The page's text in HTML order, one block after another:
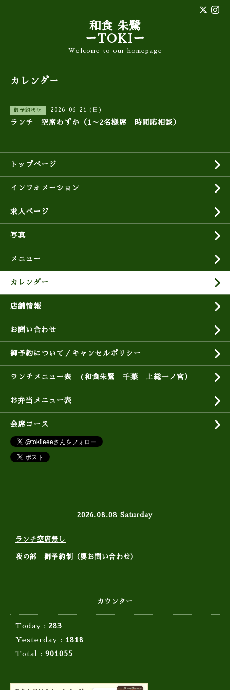
和食 朱鷺
ーTOKIー
Welcome to our homepage
カレンダー
御予約状況 2026-06-21 (日)
ランチ 空席わずか（1～2名様席 時間応相談）
トップページ
インフォメーション
求人ページ
写真
メニュー
カレンダー
店舗情報
お問い合わせ
御予約について／キャンセルポリシー
ランチメニュー表 (和食朱鷺 千葉 上総一ノ宮）
お弁当メニュー表
会席コース
2026.08.08 Saturday
ランチ空席無し
夜の部 御予約制（要お問い合わせ）
カウンター
Today : 283
Yesterday :
1818
Total : 901055